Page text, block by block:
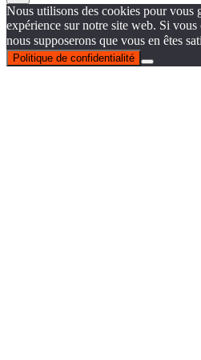
Nous utilisons des cookies pour vous
expérience sur notre site web. Si
nous supposerons que vous en êtes
Politique de confidentialité